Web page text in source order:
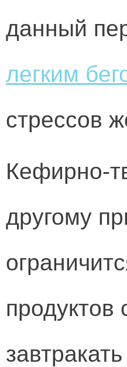
данный
легким
стрессов
Кефирно-
другому
продуктов